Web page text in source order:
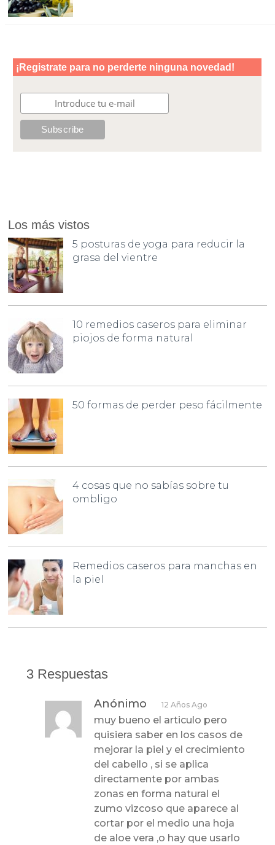
Los más vistos
5 posturas de yoga para reducir la
grasa del vientre
10 remedios caseros para eliminar
piojos de forma natural
50 formas de perder peso fácilmente
4 cosas que no sabías sobre tu
ombligo
Remedios caseros para manchas en
la piel
3 Respuestas
Anónimo 12 Años Ago
muy bueno el articulo pero
quisiera saber en los casos de
mejorar la piel y el crecimiento
del cabello , si se aplica
directamente por ambas
zonas en forma natural el
zumo vizcoso que aparece al
cortar por el medio una hoja
de aloe vera ,o hay que usarlo